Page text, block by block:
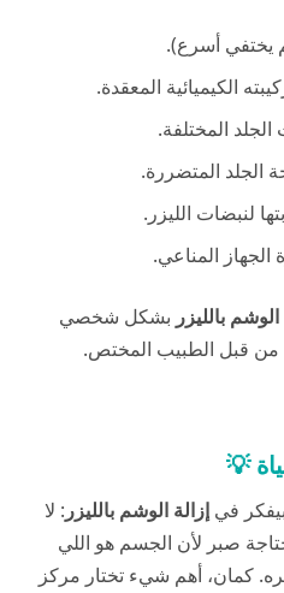
يختفي أسرع).
الكيميائية المعقدة.
المختلفة.
الجلد المتضررة.
لنبضات الليزر.
الجهاز المناعي.
الوشم بالليزر بشكل شخصي
من قبل الطبيب المختص.
💡
في إزالة الوشم بالليزر : لا
صبر لأن الجسم هو اللي
كمان، أهم شيء تختار مركز